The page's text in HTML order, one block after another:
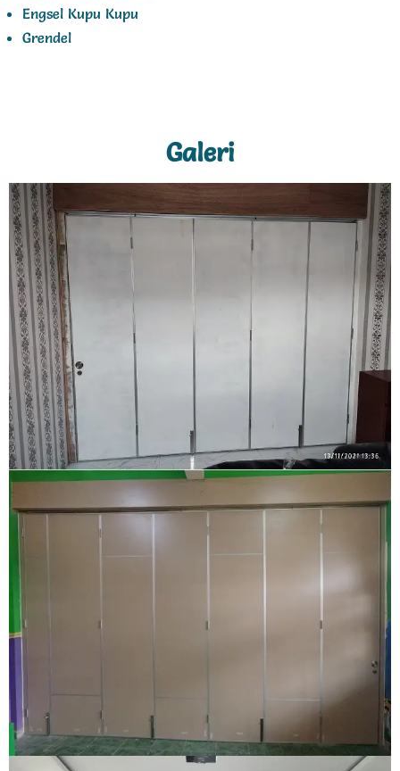
Engsel Kupu Kupu
Grendel
Galeri